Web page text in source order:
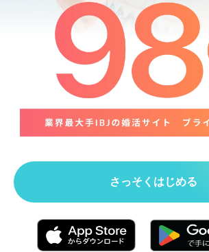
さっそくはじめる